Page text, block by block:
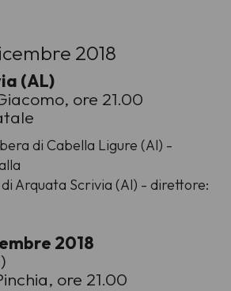
2018
(AL)
ore 21.00
di Cabella Ligure (Al) -
Arquata Scrivia (Al) - direttore:
2018
ore 21.00